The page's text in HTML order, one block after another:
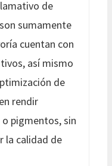
de
sumamente
cuentan con
así mismo
de
rendir
pigmentos, sin
la calidad de